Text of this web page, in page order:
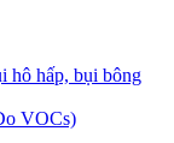
hô hấp, bụi bông
VOCs)